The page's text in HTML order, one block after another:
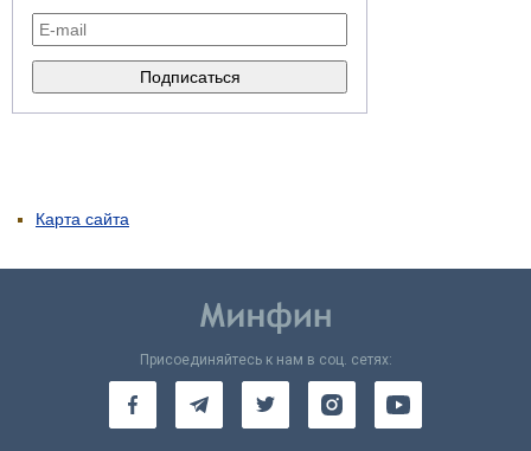
Карта сайта
Присоединяйтесь к нам в соц. сетях: